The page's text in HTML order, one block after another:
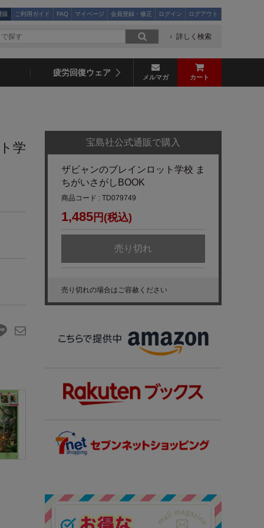
販 ご利用ガイド FAQ マイページ 会員登録・修正 ログイン ログアウト
詳しく検索
疲労回復ウェア メルマガ カート
学 宝島社公式通販で購入
ザビャンのブレインロット学校 ま
ちがいさがしBOOK
商品コード : TD079749
1,485 円(税込)
売り切れ
売り切れの場合はご容赦ください